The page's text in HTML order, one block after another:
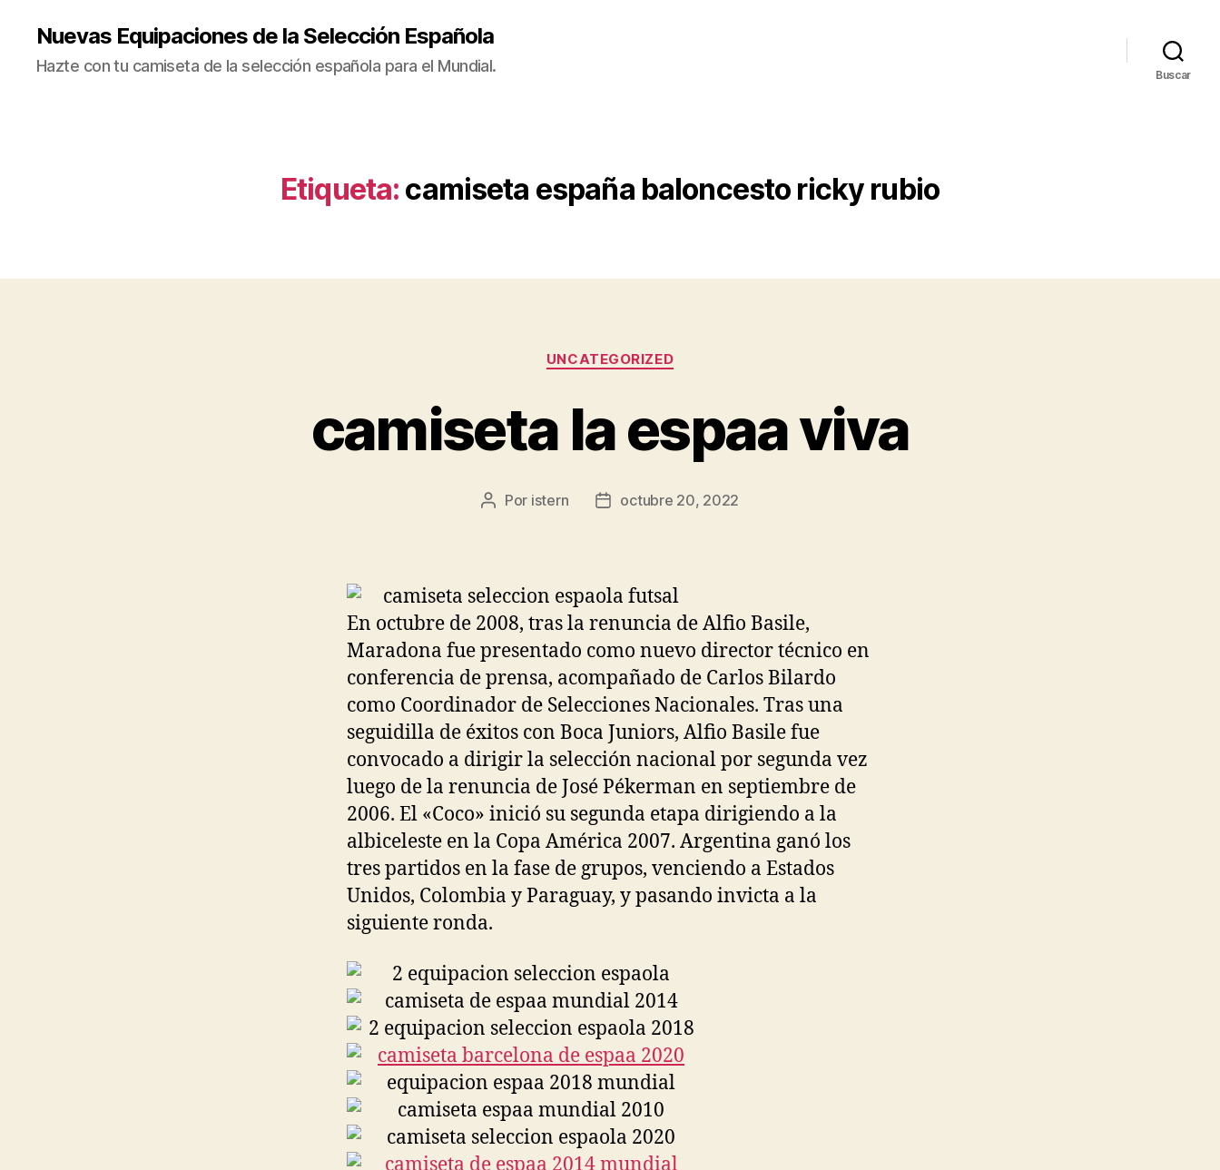
Nuevas Equipaciones de la Selección Española
Hazte con tu camiseta de la selección española para el Mundial. Buscar
Etiqueta: camiseta españa baloncesto ricky rubio
Categorías
UNCATEGORIZED
camiseta la espaa viva
Autor
Por istern
Fechaoctubre 20, 2022
En octubre de 2008, tras la renuncia de Alfio Basile,
Maradona fue presentado como nuevo director técnico en
conferencia de prensa, acompañado de Carlos Bilardo
como Coordinador de Selecciones Nacionales. Tras una
seguidilla de éxitos con Boca Juniors, Alfio Basile fue
convocado a dirigir la selección nacional por segunda vez
luego de la renuncia de José Pékerman en septiembre de
2006. El «Coco» inició su segunda etapa dirigiendo a la
albiceleste en la Copa América 2007. Argentina ganó los
tres partidos en la fase de grupos, venciendo a Estados
Unidos, Colombia y Paraguay, y pasando invicta a la
siguiente ronda.